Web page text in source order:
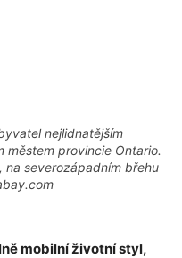
nejlidnatějším
městem provincie Ontario.
severozápadním břehu
mobilní životní styl,